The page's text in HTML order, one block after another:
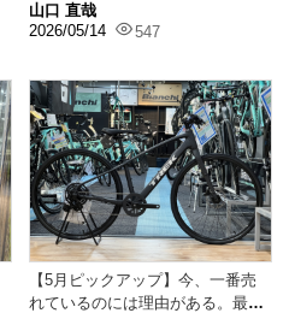
山口 直哉
2026/05/14
547
【5月ピックアップ】今、一番売
れているのには理由がある。最新